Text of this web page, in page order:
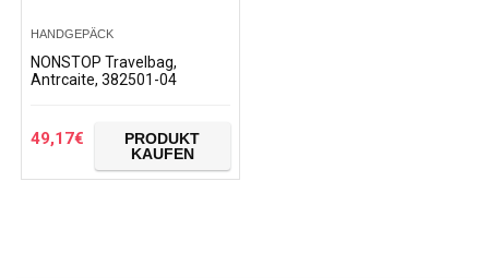
HANDGEPÄCK
NONSTOP Travelbag,
Antrcaite, 382501-04
49,17€
PRODUKT
KAUFEN